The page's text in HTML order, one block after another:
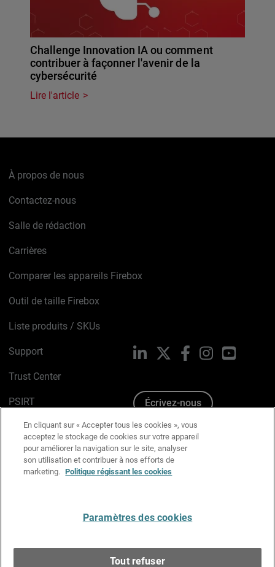
Challenge Innovation IA ou comment
contribuer à façonner l'avenir de la
cybersécurité
Lire l'article
À propos de nous
Contactez-nous
Salle de rédaction
Carrières
Comparer les appareils Firebox
Outil de taille Firebox
Liste produits / SKUs
Support
Trust Center
PSIRT
Avis sur les cookies
Politique de confidentialité
Charte Graphique
LinkedIn FacebookInstagramYouTube
Écrivez-nous
En cliquant sur « Accepter tous les cookies », vous
acceptez le stockage de cookies sur votre appareil
pour améliorer la navigation sur le site, analyser
son utilisation et contribuer à nos efforts de
marketing. Politique régissant les cookies
Paramètres des cookies
Tout refuser